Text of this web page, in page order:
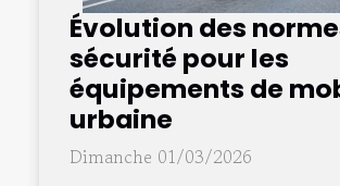
Évolution des
sécurité pour les
équipements de
urbaine
Dimanche 01/03/2026